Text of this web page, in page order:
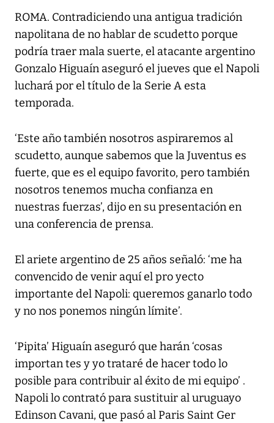
ROMA. Contradiciendo una antigua tradición
napolitana de no hablar de scudetto porque
podría traer mala suerte, el atacante argentino
Gonzalo Higuaín aseguró el jueves que el Napoli
luchará por el título de la Serie A esta
temporada.
‘Este año también nosotros aspiraremos al
scudetto, aunque sabemos que la Juventus es
fuerte, que es el equipo favorito, pero también
nosotros tenemos mucha confianza en
nuestras fuerzas’, dijo en su presentación en
una conferencia de prensa.
El ariete argentino de 25 años señaló: ‘me ha
convencido de venir aquí el pro yecto
importante del Napoli: queremos ganarlo todo
y no nos ponemos ningún límite’.
‘Pipita’ Higuaín aseguró que harán ‘cosas
importan tes y yo trataré de hacer todo lo
posible para contribuir al éxito de mi equipo’ .
Napoli lo contrató para sustituir al uruguayo
Edinson Cavani, que pasó al Paris Saint Ger